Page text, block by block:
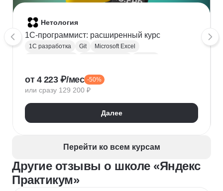
Нетология
1C-программист: расширенный курс
1С разработка Git
Microsoft Excel
Конфигурирование 1С
от 4 223 ₽/мес -50%
или сразу 129 200 ₽
Далее
Перейти ко всем курсам
Другие отзывы о школе «Яндекс
Практикум»